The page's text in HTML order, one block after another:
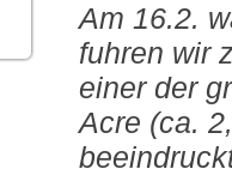
Am 16.2.
fuhren wir
einer der
Acre (ca.